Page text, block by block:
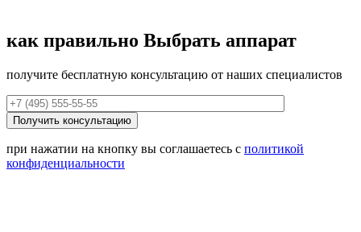
как правильно Выбрать аппарат
получите бесплатную консультацию от наших специалистов
при нажатии на кнопку вы соглашаетесь с политикой
конфиденциальности